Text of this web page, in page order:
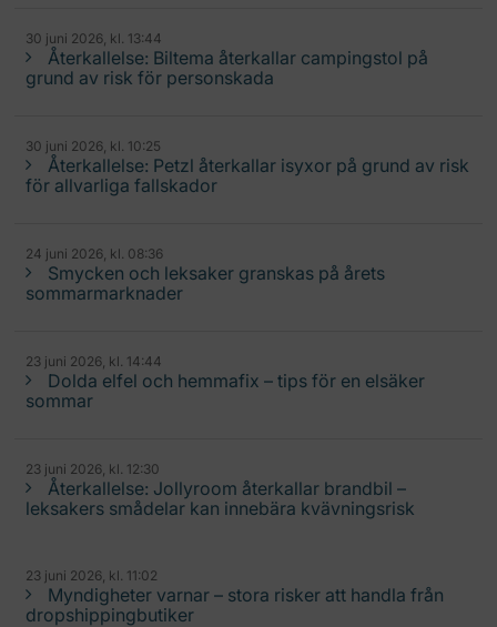
30 juni 2026, kl. 13:44
Återkallelse: Biltema återkallar campingstol på
grund av risk för personskada
30 juni 2026, kl. 10:25
Återkallelse: Petzl återkallar isyxor på grund av risk
för allvarliga fallskador
24 juni 2026, kl. 08:36
Smycken och leksaker granskas på årets
sommarmarknader
23 juni 2026, kl. 14:44
Dolda elfel och hemmafix – tips för en elsäker
sommar
23 juni 2026, kl. 12:30
Återkallelse: Jollyroom återkallar brandbil –
leksakers smådelar kan innebära kvävningsrisk
23 juni 2026, kl. 11:02
Myndigheter varnar – stora risker att handla från
dropshippingbutiker